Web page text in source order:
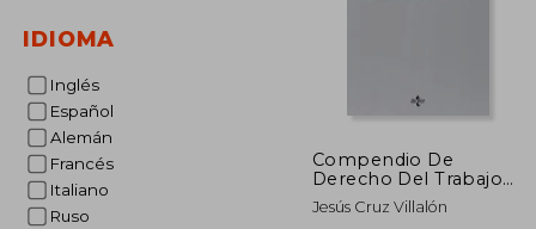
IDIOMA
Inglés
Español
Alemán
Francés
Italiano
Ruso
Compendio De
Derecho Del Trabajo
(Derecho - Biblioteca
Universitaria De
Jesús Cruz Villalón